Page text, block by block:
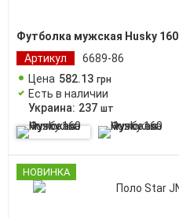
Футболка мужская Husky 160
Артикул
6689-86
Цена 582.13 грн
Есть в наличии
Украина: 237 шт
НОВИНКА